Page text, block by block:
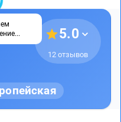
/
5.0
12 отзывов